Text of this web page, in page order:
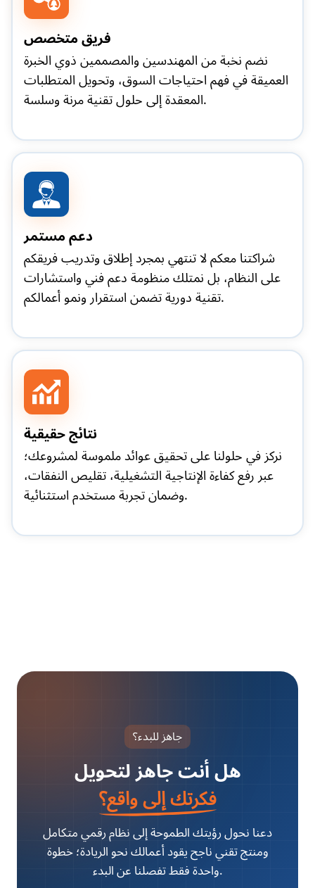
فريق متخصص
نضم نخبة من المهندسين والمصممين ذوي الخبرة
العميقة في فهم احتياجات السوق، وتحويل المتطلبات
المعقدة إلى حلول تقنية مرنة وسلسة.
دعم مستمر
شراكتنا معكم لا تنتهي بمجرد إطلاق وتدريب فريقكم
على النظام، بل نمتلك منظومة دعم فني واستشارات
تقنية دورية تضمن استقرار ونمو أعمالكم.
نتائج حقيقية
نركز في حلولنا على تحقيق عوائد ملموسة لمشروعك؛
عبر رفع كفاءة الإنتاجية التشغيلية، تقليص النفقات،
وضمان تجربة مستخدم استثنائية.
جاهز للبدء؟
هل أنت جاهز لتحويل
فكرتك إلى واقع؟
دعنا نحول رؤيتك الطموحة إلى نظام رقمي متكامل
ومنتج تقني ناجح يقود أعمالك نحو الريادة؛ خطوة
واحدة فقط تفصلنا عن البدء.